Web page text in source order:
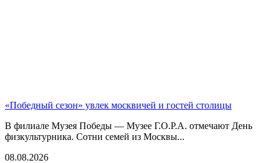
«Победный сезон» увлек москвичей и гостей столицы
В филиале Музея Победы — Музее Г.О.Р.А. отмечают День
физкультурника. Сотни семей из Москвы...
08.08.2026